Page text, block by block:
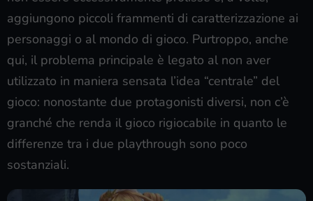
aggiungono piccoli frammenti di caratterizzazione ai
personaggi o al mondo di gioco. Purtroppo, anche
qui, il problema principale è legato al non aver
utilizzato in maniera sensata l’idea “centrale” del
gioco: nonostante due protagonisti diversi, non c’è
granché che renda il gioco rigiocabile in quanto le
differenze tra i due playthrough sono poco
sostanziali.